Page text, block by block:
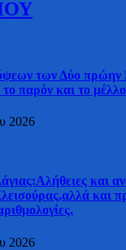
των Δύο πρώην
παρόν και το
2026
και
και
2026